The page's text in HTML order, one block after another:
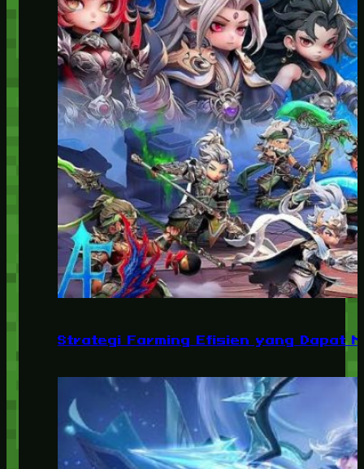
Strategi Farming Efisien yang Dapat